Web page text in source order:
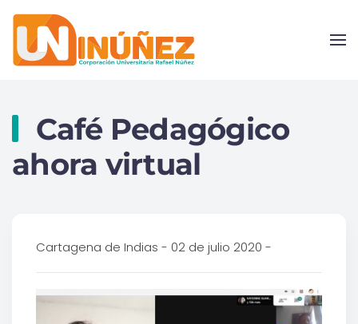
Skip to main content
Café Pedagógico
ahora virtual
Cartagena de Indias - 02 de julio 2020 -